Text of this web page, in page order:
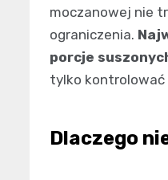
moczanowej nie
ograniczenia.
porcje
tylko kontrolować
Dlaczego